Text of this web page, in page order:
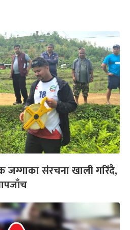
जग्गाका संरचना खाली गरिँदै,